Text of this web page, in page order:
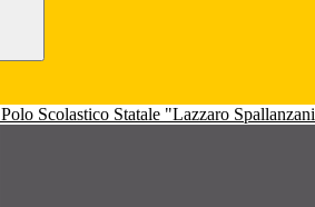
Polo Scolastico Statale "Lazzaro